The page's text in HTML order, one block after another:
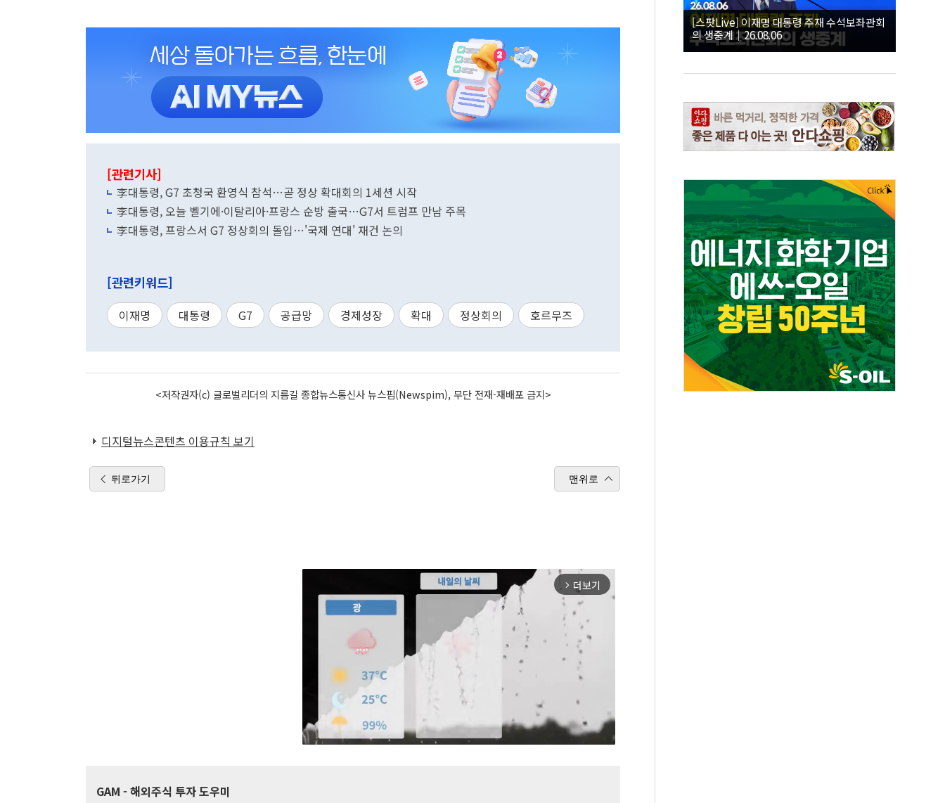
[관련기사]
李대통령, G7 초청국 환영식 참석…곧 정상 확대회의 1세션 시작
李대통령, 오늘 벨기에·이탈리아·프랑스 순방 출국…G7서 트럼프 만남 주목
李대통령, 프랑스서 G7 정상회의 돌입…'국제 연대' 재건 논의
[관련키워드]
이재명 대통령 G7 공급망 경제성장 확대 정상회의 호르무즈
<저작권자(c) 글로벌리더의 지름길 종합뉴스통신사 뉴스핌(Newspim), 무단 전재-재배포 금지>
디지털뉴스콘텐츠 이용규칙 보기
뒤로가기 맨위로
arrow_forward_ios 더보기
GAM - 해외주식 투자 도우미
[스팟Live] 이재명 대통령 주재 수석보좌관회
의 생중계｜26.08.06